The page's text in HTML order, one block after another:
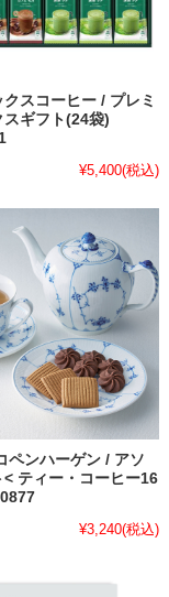
クスコーヒー / プレミ
スギフト(24袋)
¥5,400(税込)
ペンハーゲン / アソ
< ティー・コーヒー16
¥3,240(税込)